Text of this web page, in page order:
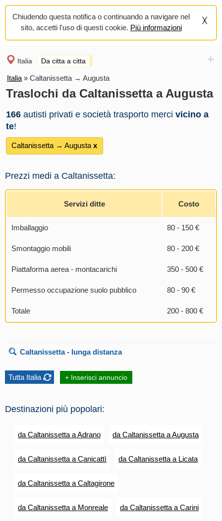
Chiudendo questa notifica o continuando a navigare nel
sito, accetti l'uso di questi cookie. Più informazioni
Italia Da citta a citta +
Italia » Caltanissetta → Augusta
Traslochi da Caltanissetta a Augusta
166 autisti privati e società trasporto merci vicino a
te!
Caltanissetta → Augusta х
Prezzi medi a Caltanissetta:
Servizi ditte Costo
Imballaggio 80 - 150 €
Smontaggio mobili 80 - 200 €
Piattaforma aerea - montacarichi 350 - 500 €
Permesso occupazione suolo pubblico 80 - 90 €
Totale 200 - 800 €
Caltanissetta- lunga distanza
Tutta Italia + Inserisci annuncio
Destinazioni più popolari:
da Caltanissetta a Adrano da Caltanissetta a Augusta
da Caltanissetta a Canicattì da Caltanissetta a Licata
da Caltanissetta a Caltagirone
da Caltanissetta a Monreale da Caltanissetta a Carini